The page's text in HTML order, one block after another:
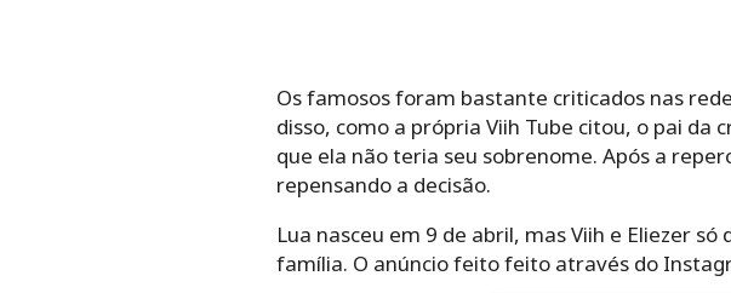
Os famosos foram bastante criticados nas
disso, como a própria Viih Tube citou, o pai
que ela não teria seu sobrenome. Após a
repensando a decisão.
Lua nasceu em 9 de abril, mas Viih e Eliezer
família. O anúncio feito feito através do